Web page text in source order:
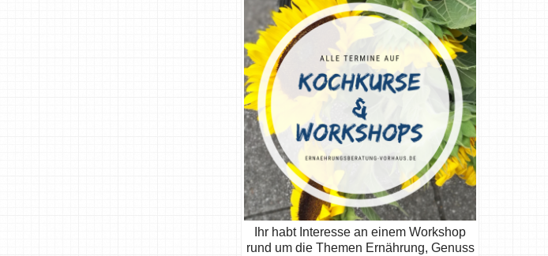
Ihr habt Interesse an einem Workshop
rund um die Themen Ernährung, Genuss